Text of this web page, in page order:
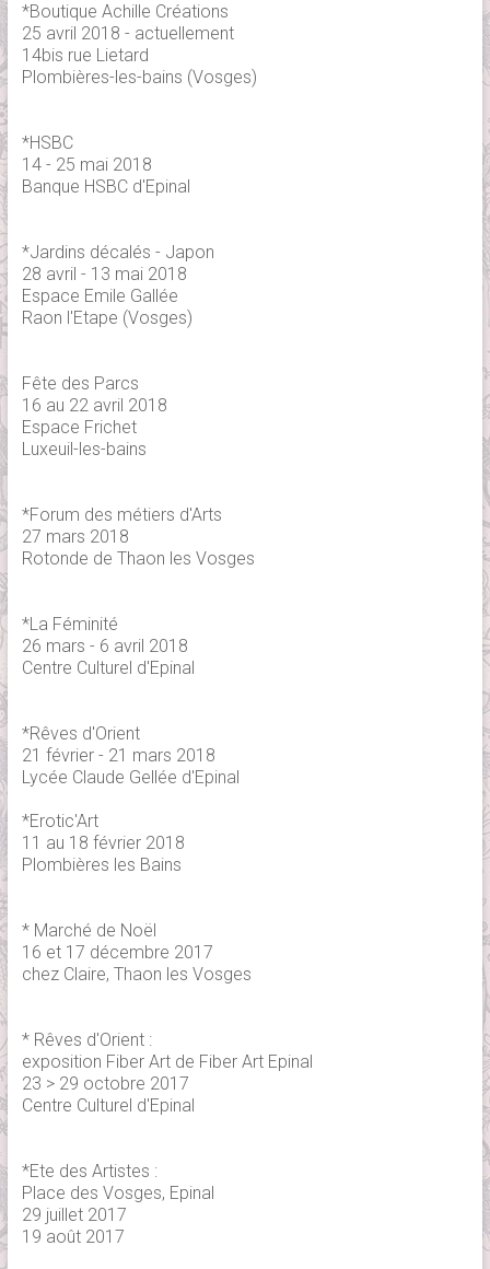
*Boutique Achille Créations
25 avril 2018 - actuellement
14bis rue Lietard
Plombières-les-bains (Vosges)
*HSBC
14 - 25 mai 2018
Banque HSBC d'Epinal
*Jardins décalés - Japon
28 avril - 13 mai 2018
Espace Emile Gallée
Raon l'Etape (Vosges)
Fête des Parcs
16 au 22 avril 2018
Espace Frichet
Luxeuil-les-bains
*Forum des métiers d'Arts
27 mars 2018
Rotonde de Thaon les Vosges
*La Féminité
26 mars - 6 avril 2018
Centre Culturel d'Epinal
*Rêves d'Orient
21 février - 21 mars 2018
Lycée Claude Gellée d'Epinal
*Erotic'Art
11 au 18 février 2018
Plombières les Bains
* Marché de Noël
16 et 17 décembre 2017
chez Claire, Thaon les Vosges
* Rêves d'Orient :
exposition Fiber Art de Fiber Art Epinal
23 > 29 octobre 2017
Centre Culturel d'Epinal
*Ete des Artistes :
Place des Vosges, Epinal
29 juillet 2017
19 août 2017